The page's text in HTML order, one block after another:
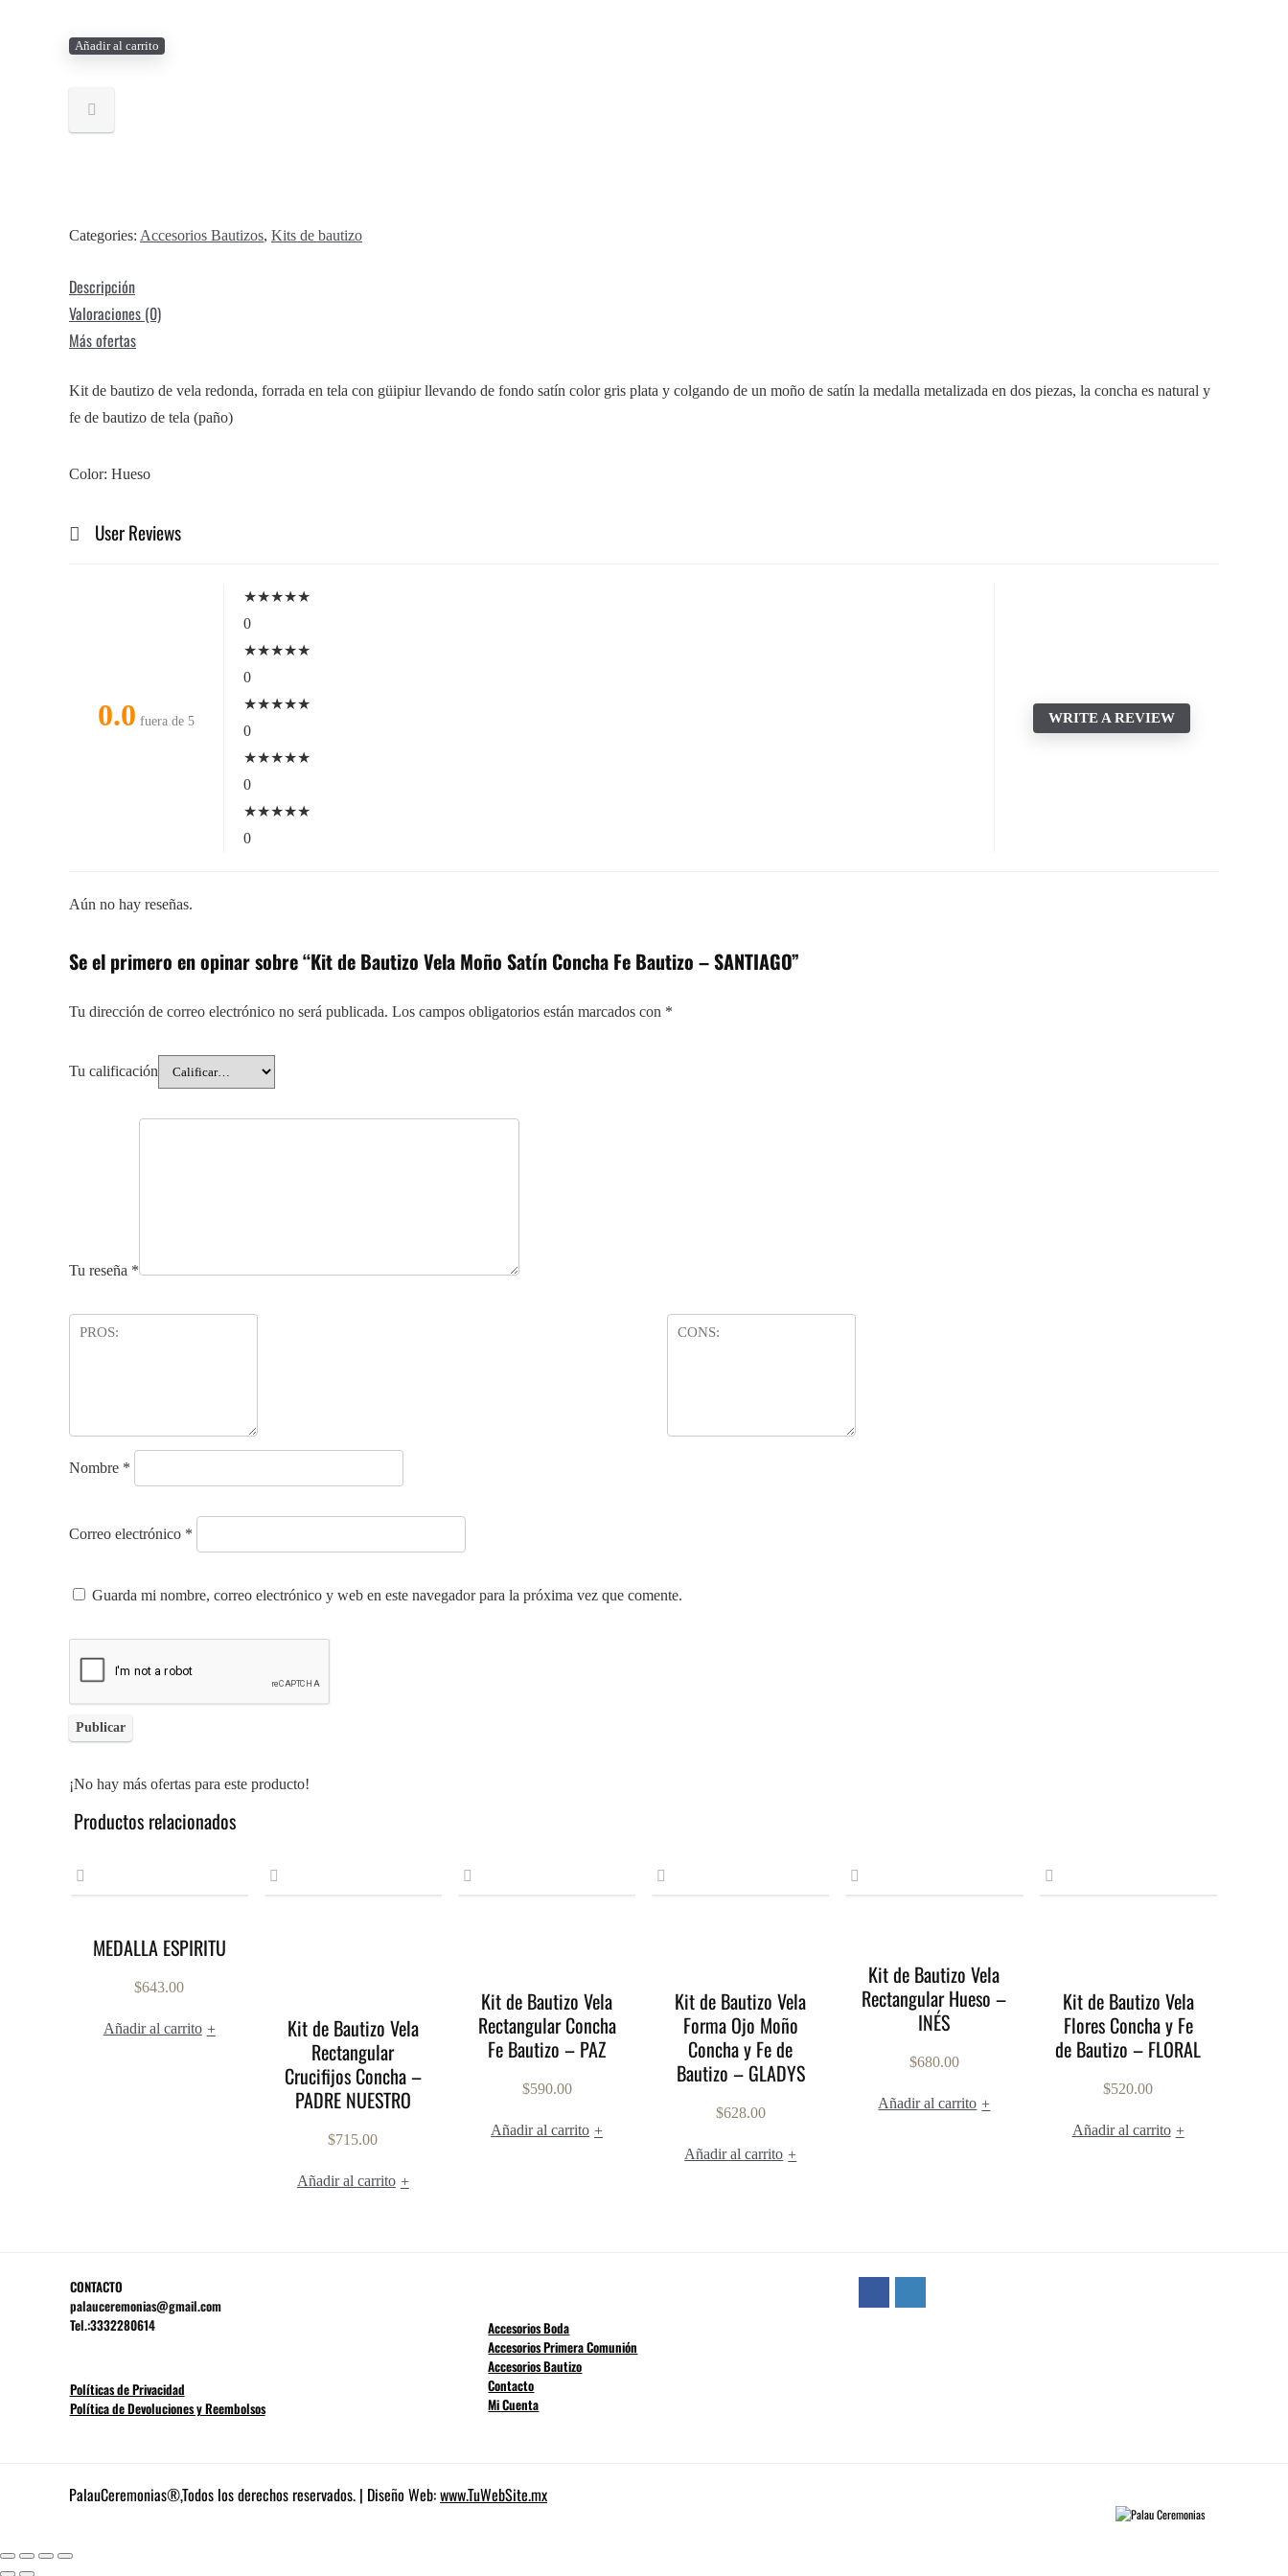
Kit
Fe
-
SANTIAGO
cantidad
Añadir al carrito
Categories: Accesorios Bautizos, Kits de bautizo
Descripción
Valoraciones (0)
Más ofertas
Kit de bautizo de vela redonda, forrada en tela con güipiur llevando de fondo satín color gris plata y colgando de un moño de satín la medalla metalizada en dos piezas, la concha es natural y
fe de bautizo de tela (paño)
Color: Hueso
User Reviews
0.0 fuera de 5
★★★★★
0
★★★★★
0
★★★★★
0
★★★★★
0
★★★★★
0
WRITE A REVIEW
Aún no hay reseñas.
Se el primero en opinar sobre “Kit de Bautizo Vela Moño Satín Concha Fe Bautizo – SANTIAGO”
Tu dirección de correo electrónico no será publicada. Los campos obligatorios están marcados con *
Tu calificación
Tu reseña *
Nombre *
Correo electrónico *
Guarda mi nombre, correo electrónico y web en este navegador para la próxima vez que comente.
¡No hay más ofertas para este producto!
Productos relacionados
MEDALLA ESPIRITU
$643.00
Añadir al carrito +
Kit de Bautizo Vela
Rectangular
Crucifijos Concha –
PADRE NUESTRO
$715.00
Añadir al carrito +
Kit de Bautizo Vela
Rectangular Concha
Fe Bautizo – PAZ
$590.00
Añadir al carrito +
Kit de Bautizo Vela
Forma Ojo Moño
Concha y Fe de
Bautizo – GLADYS
$628.00
Añadir al carrito +
Kit de Bautizo Vela
Rectangular Hueso –
INÉS
$680.00
Añadir al carrito +
Kit de Bautizo Vela
Flores Concha y Fe
de Bautizo – FLORAL
$520.00
Añadir al carrito +
CONTACTO
palauceremonias@gmail.com
Tel.:3332280614
Políticas de Privacidad
Política de Devoluciones y Reembolsos
Accesorios Boda
Accesorios Primera Comunión
Accesorios Bautizo
Contacto
Mi Cuenta
PalauCeremonias®,Todos los derechos reservados. | Diseño Web:www.TuWebSite.mx